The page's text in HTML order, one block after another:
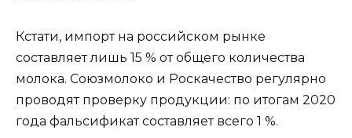
Кстати, импорт на российском рынке
составляет лишь 15 % от общего количества
молока. Союзмолоко и Роскачество регулярно
проводят проверку продукции: по итогам 2020
года фальсификат составляет всего 1 %.